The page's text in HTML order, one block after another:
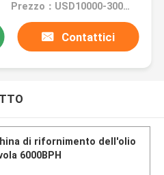
Prezzo：USD10000-30000 per Set
Contattici
di rifornimento dell'olio
6000BPH